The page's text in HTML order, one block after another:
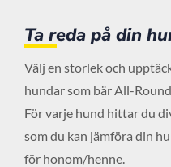
Ta reda på din
Välj en storlek och
hundar som bär All-
För varje hund hittar du
som du kan jämföra din
för honom/henne.